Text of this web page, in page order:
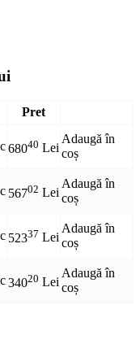
Pret
68040 Lei
Adaugă în
coș
56702 Lei
Adaugă în
coș
52337 Lei
Adaugă în
coș
34020 Lei
Adaugă în
coș